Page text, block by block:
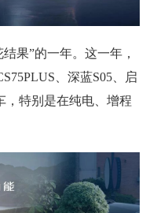
果”的一年。这一年，
、深蓝S05、启
，特别是在纯电、增程